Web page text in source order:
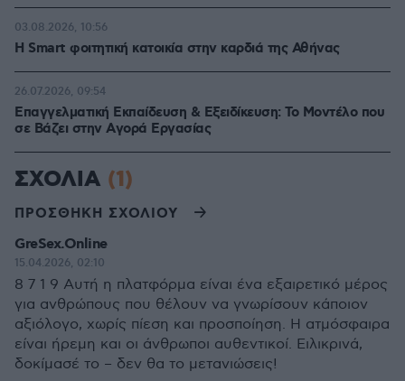
Η Smart φοιτητική κατοικία στην καρδιά της Αθήνας
03.08.2026, 10:56
Επαγγελματική Εκπαίδευση & Εξειδίκευση: Το Mοντέλο που
σε Bάζει στην Aγορά Eργασίας
26.07.2026, 09:54
ΣΧΟΛΙΑ (1)
ΠΡΟΣΘΗΚΗ ΣΧΟΛΙΟΥ
GreSex.Online
15.04.2026, 02:10
8 7 1 9 Αυτή η πλατφόρμα είναι ένα εξαιρετικό μέρος
για ανθρώπους που θέλουν να γνωρίσουν κάποιον
αξιόλογο, χωρίς πίεση και προσποίηση. Η ατμόσφαιρα
είναι ήρεμη και οι άνθρωποι αυθεντικοί. Ειλικρινά,
δοκίμασέ το – δεν θα το μετανιώσεις!